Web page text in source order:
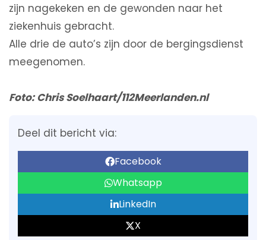
zijn nagekeken en de gewonden naar het
ziekenhuis gebracht.
Alle drie de auto’s zijn door de bergingsdienst
meegenomen.
Foto: Chris Soelhaart/112Meerlanden.nl
Deel dit bericht via:
Facebook
Whatsapp
LinkedIn
X